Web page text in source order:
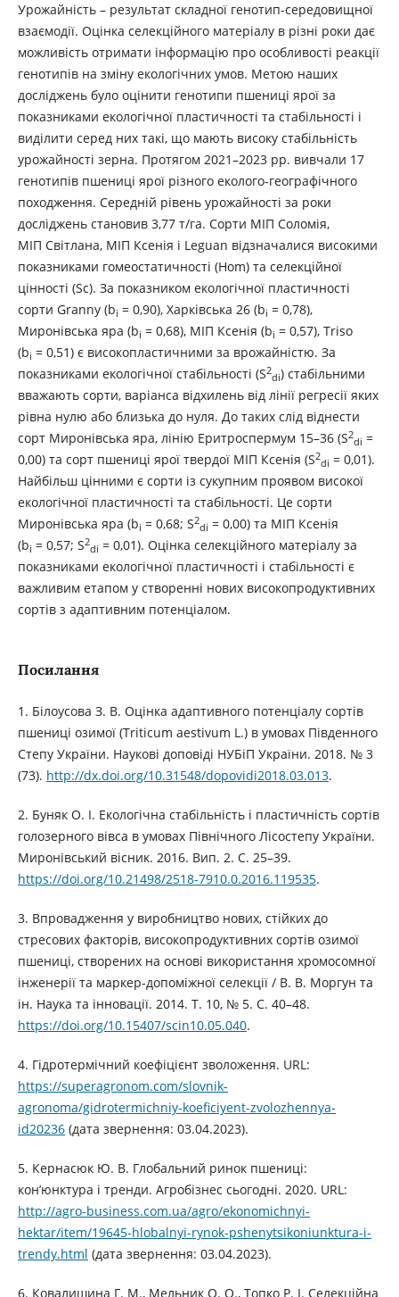
Урожайність – результат складної генотип-середовищної
взаємодії. Оцінка селекційного матеріалу в різні роки дає
можливість отримати інформацію про особливості реакції
генотипів на зміну екологічних умов. Метою наших
досліджень було оцінити генотипи пшениці ярої за
показниками екологічної пластичності та стабільності і
виділити серед них такі, що мають високу стабільність
урожайності зерна. Протягом 2021–2023 рр. вивчали 17
генотипів пшениці ярої різного еколого-географічного
походження. Середній рівень урожайності за роки
досліджень становив 3,77 т/га. Сорти МІП Соломія,
МІП Світлана, МІП Ксенія і Leguan відзначалися високими
показниками гомеостатичності (Hom) та селекційної
цінності (Sc). За показником екологічної пластичності
сорти Granny (bi = 0,90), Харківська 26 (bi = 0,78),
Миронівська яра (bi = 0,68), МІП Ксенія (bi = 0,57), Triso
(bi = 0,51) є високопластичними за врожайністю. За
показниками екологічної стабільності (S2
di) стабільними
вважають сорти, варіанса відхилень від лінії регресії яких
рівна нулю або близька до нуля. До таких слід віднести
сорт Миронівська яра, лінію Еритроспермум 15–36 (S2
di =
0,00) та сорт пшениці ярої твердої МІП Ксенія (S2
di = 0,01).
Найбільш цінними є сорти із сукупним проявом високої
екологічної пластичності та стабільності. Це сорти
Миронівська яра (bi = 0,68; S2
di = 0,00) та МІП Ксенія
(bi = 0,57; S2
di = 0,01). Оцінка селекційного матеріалу за
показниками екологічної пластичності і стабільності є
важливим етапом у створенні нових високопродуктивних
сортів з адаптивним потенціалом.
Посилання
1. Білоусова З. В. Оцінка адаптивного потенціалу сортів
пшениці озимої (Triticum aestivum L.) в умовах Південного
Степу України. Наукові доповіді НУБіП України. 2018. № 3
(73). http://dx.doi.org/10.31548/dopovidi2018.03.013.
2. Буняк О. І. Екологічна стабільність і пластичність сортів
голозерного вівса в умовах Північного Лісостепу України.
Миронівський вісник. 2016. Вип. 2. С. 25–39.
https://doi.org/10.21498/2518-7910.0.2016.119535.
3. Впровадження у виробництво нових, стійких до
стресових факторів, високопродуктивних сортів озимої
пшениці, створених на основі використання хромосомної
інженерії та маркер-допоміжної селекції / В. В. Моргун та
ін. Наука та інновації. 2014. Т. 10, № 5. С. 40–48.
https://doi.org/10.15407/scin10.05.040.
4. Гідротермічний коефіцієнт зволоження. URL:
https://superagronom.com/slovnik-
agronoma/gidrotermichniy-koeficiyent-zvolozhennya-
id20236(дата звернення: 03.04.2023).
5. Кернасюк Ю. В. Глобальний ринок пшениці:
кон’юнктура і тренди. Агробізнес сьогодні. 2020. URL:
http://agro-business.com.ua/agro/ekonomichnyi-
hektar/item/19645-hlobalnyi-rynok-pshenytsikoniunktura-i-
trendy.html (дата звернення: 03.04.2023).
6. Ковалишина Г. М., Мельник О. О., Топко Р. І. Селекційна